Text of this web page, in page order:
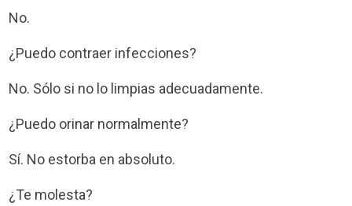
No.
¿Puedo contraer infecciones?
No. Sólo si no lo limpias adecuadamente.
¿Puedo orinar normalmente?
Sí. No estorba en absoluto.
¿Te molesta?